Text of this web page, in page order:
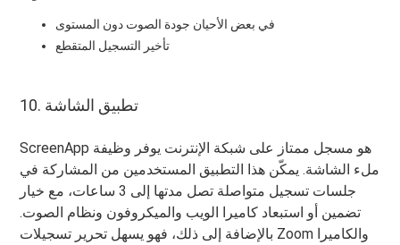
في بعض الأحيان جودة الصوت دون المستوى
تأخير التسجيل المتقطع
10. تطبيق الشاشة
ScreenApp هو مسجل ممتاز على شبكة الإنترنت يوفر وظيفة
ملء الشاشة. يمكّن هذا التطبيق المستخدمين من المشاركة في
جلسات تسجيل متواصلة تصل مدتها إلى 3 ساعات، مع خيار
تضمين أو استبعاد كاميرا الويب والميكروفون ونظام الصوت.
بالإضافة إلى ذلك، فهو يسهل تحرير تسجيلات Zoom والكاميرا